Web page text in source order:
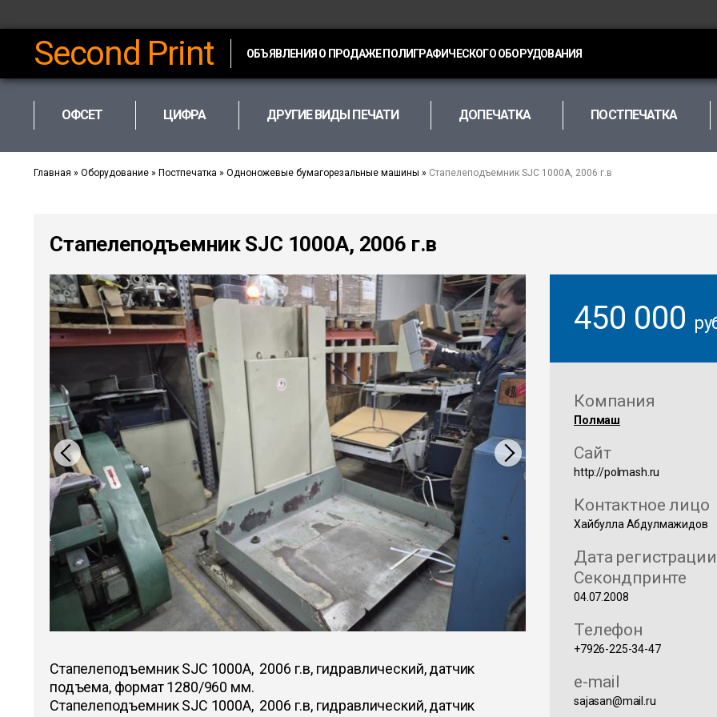
Second Print ОБЪЯВЛЕНИЯ О ПРОДАЖЕ ПОЛИГРАФИЧЕСКОГО ОБОРУДОВАНИЯ
ОФСЕТ ЦИФРА ДРУГИЕ ВИДЫ ПЕЧАТИ ДОПЕЧАТКА ПОСТПЕЧАТКА
Главная » Оборудование » Постпечатка » Одноножевые бумагорезальные машины » Стапелеподъемник SJC 1000A, 2006 г.в
Стапелеподъемник SJC 1000A, 2006 г.в
Стапелеподъемник SJC 1000A, 2006 г.в, гидравлический, датчик
подъема, формат 1280/960 мм.
Стапелеподъемник SJC 1000A, 2006 г.в, гидравлический, датчик
450 000
Компания
Полмаш
Сайт
http://polmash.ru
Контактное лицо
Хайбулла Абдулмажидов
Дата
Секондпринте
04.07.2008
Телефон
+7926-225-34-47
e-mail
sajasan@mail.ru